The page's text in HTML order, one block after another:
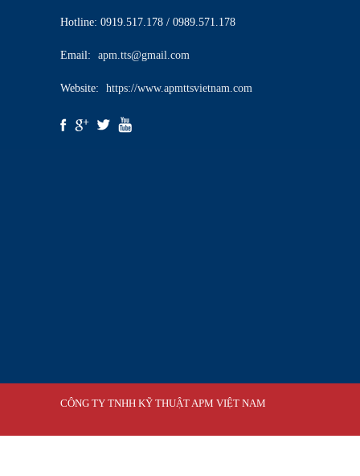
Hotline: 0919.517.178 / 0989.571.178
Email: apm.tts@gmail.com
Website: https://www.apmttsvietnam.com
CÔNG TY TNHH KỸ THUẬT APM VIỆT NAM